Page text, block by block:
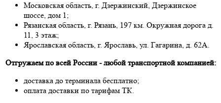
Московская область, г. Дзержинский, Дзержинское
шоссе, дом 1;
Рязанская область, г. Рязань, 197 км. Окружная дорога д.
11, 3 этаж;
Ярославская область, г. Ярославь, ул. Гагарина, д. 62А.
Отгружаем по всей России - любой транспортной компанией:
доставка до терминала бесплатно;
оплата доставки по тарифам ТК.